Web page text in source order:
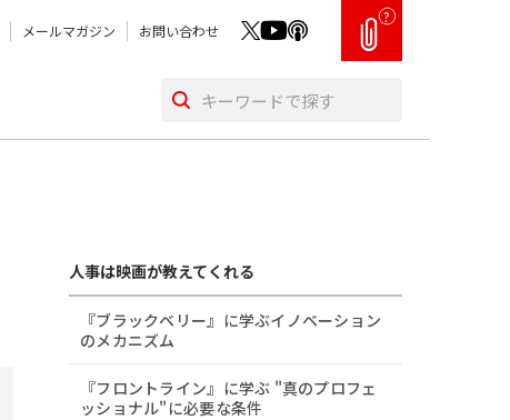
メールマガジン お問い合わせ
?
人事は映画が教えてくれる
『ブラックベリー』に学ぶイノベーション
のメカニズム
『フロントライン』に学ぶ "真のプロフェ
ッショナル"に必要な条件